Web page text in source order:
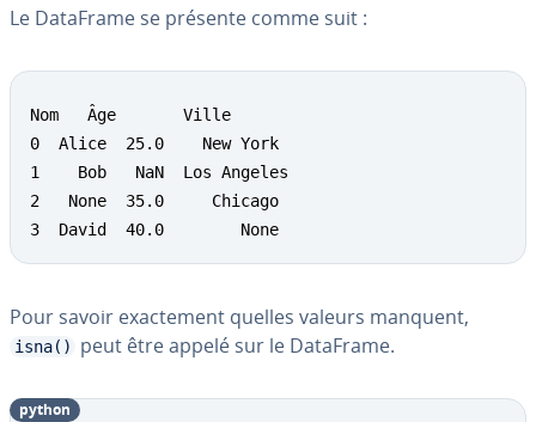
Le DataFrame se présente comme suit :
Nom   Âge       Ville
0  Alice  25.0    New York
1    Bob   NaN  Los Angeles
2   None  35.0     Chicago
3  David  40.0        None
Pour savoir exac­te­ment quelles valeurs manquent,
isna() peut être appelé sur le DataFrame.
python